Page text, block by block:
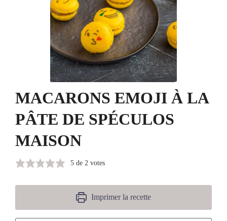
MACARONS EMOJI À LA
PÂTE DE SPÉCULOS
MAISON
5de 2votes
Imprimer la recette